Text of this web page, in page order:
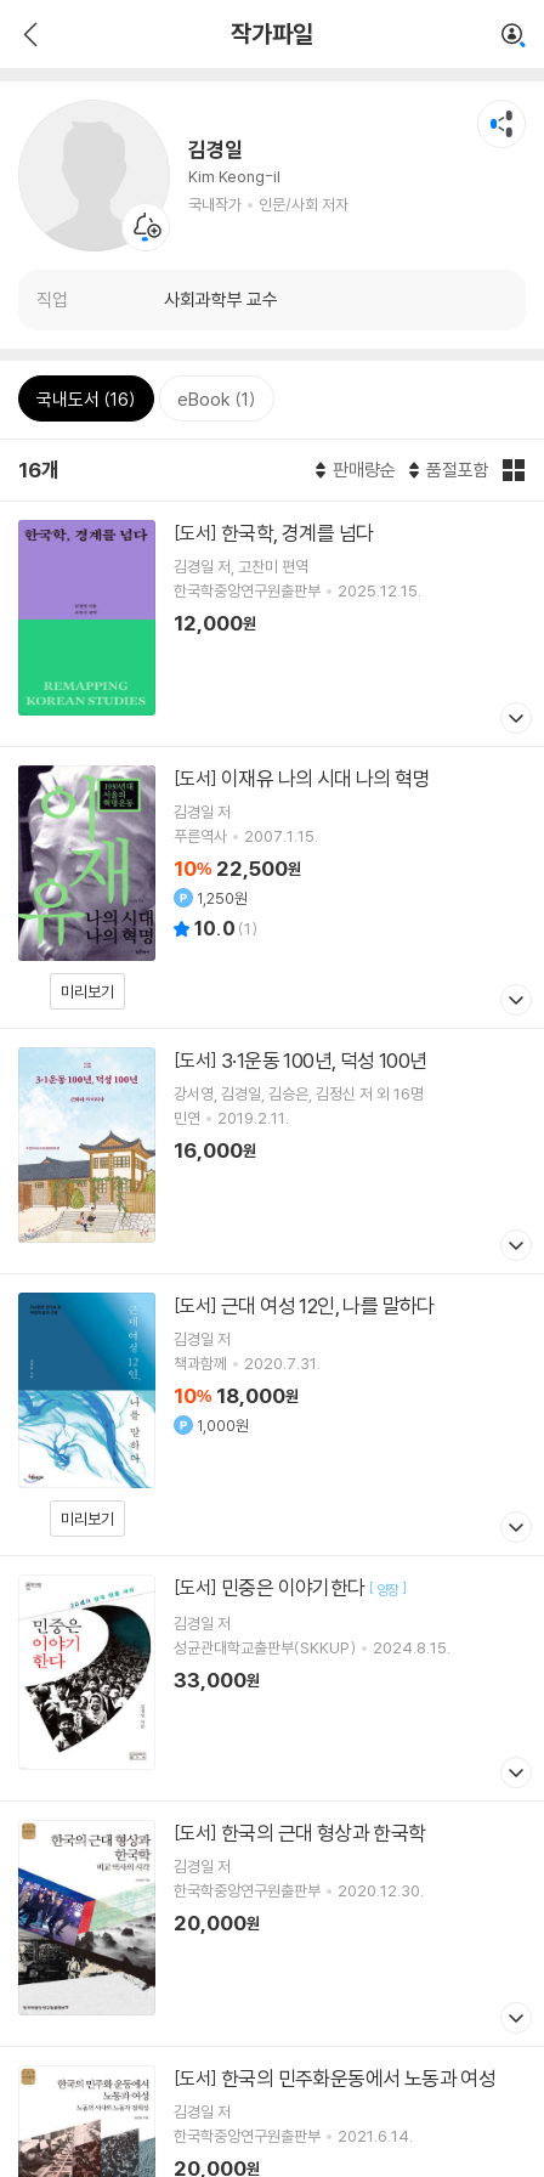
작가파일
김경일
Kim Keong-il
국내작가
인문/사회 저자
직업 사회과학부 교수
국내도서 (16) eBook (1)
16개 판매량순 품절포함
[도서] 한국학, 경계를 넘다
김경일 저 고찬미 편역
한국학중앙연구원출판부
2025.12.15.
12,000원
미리보기
[도서] 이재유 나의 시대 나의 혁명
김경일 저
푸른역사
2007.1.15.
10% 22,500원
1,250원
10.0 (1)
[도서] 3·1운동 100년, 덕성 100년
강서영 김경일 김승은 김정신 저 외 16명
민연
2019.2.11.
16,000원
미리보기
[도서] 근대 여성 12인, 나를 말하다
김경일 저
책과함께
2020.7.31.
10% 18,000원
1,000원
[도서] 민중은 이야기한다 [ 양장]
김경일 저
성균관대학교출판부(SKKUP)
2024.8.15.
33,000원
[도서] 한국의 근대 형상과 한국학
김경일 저
한국학중앙연구원출판부
2020.12.30.
20,000원
[도서] 한국의 민주화운동에서 노동과 여성
김경일 저
한국학중앙연구원출판부
2021.6.14.
20,000원